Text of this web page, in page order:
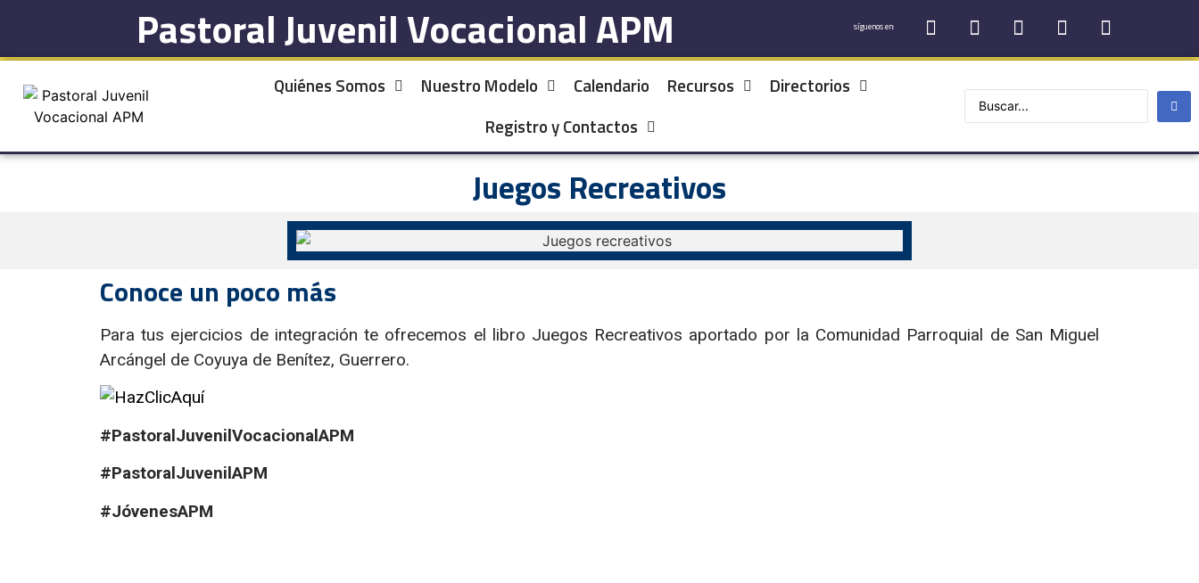
Pastoral Juvenil Vocacional APM síguenos en:
Quiénes Somos Nuestro Modelo Calendario Recursos
Directorios
Registro y Contactos
Juegos Recreativos
Conoce un poco más
Para tus ejercicios de integración te ofrecemos el libro Juegos Recreativos aportado por la Comunidad Parroquial de San Miguel
Arcángel de Coyuya de Benítez, Guerrero.
#PastoralJuvenilVocacionalAPM
#PastoralJuvenilAPM
#JóvenesAPM